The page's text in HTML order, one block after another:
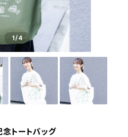
1/4
トートバッグ